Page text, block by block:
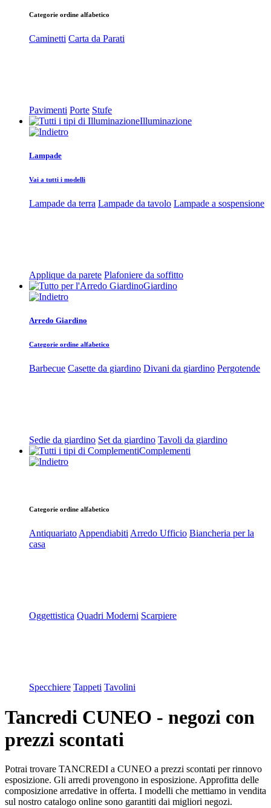
Categorie ordine alfabetico
Caminetti Carta da Parati
Pavimenti Porte Stufe
Illuminazione
Lampade
Vai a tutti i modelli
Lampade da terra Lampade da tavolo Lampade a sospensione
Applique da parete Plafoniere da soffitto
Giardino
Arredo Giardino
Categorie ordine alfabetico
Barbecue Casette da giardino Divani da giardino Pergotende
Sedie da giardino Set da giardino Tavoli da giardino
Complementi
Categorie ordine alfabetico
Antiquariato Appendiabiti Arredo Ufficio Biancheria per la
casa
Oggettistica Quadri Moderni Scarpiere
Specchiere Tappeti Tavolini
Tancredi CUNEO - negozi con
prezzi scontati
Potrai trovare TANCREDI a CUNEO a prezzi scontati per rinnovo
esposizione. Gli arredi provengono in esposizione. Approfitta delle
composizione arredative in offerta. I modelli che mettiamo in vendita
sul nostro catalogo online sono garantiti dai migliori negozi.